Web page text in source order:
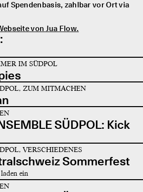
Spendenbasis, zahlbar vor Ort via
von Jua Flow.
IM SÜDPOL
ZUM MITMACHEN
SÜDPOL: Kick
VERSCHIEDENES
Sommerfest
ein